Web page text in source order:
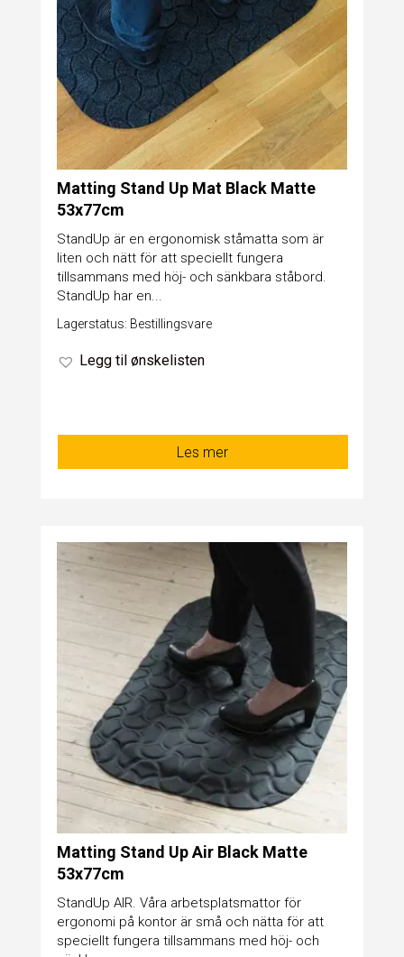
Matting Stand Up Mat Black Matte
53x77cm
StandUp är en ergonomisk ståmatta som är
liten och nätt för att speciellt fungera
tillsammans med höj- och sänkbara ståbord.
StandUp har en...
Lagerstatus: Bestillingsvare
Legg til ønskelisten
Les mer
Matting Stand Up Air Black Matte
53x77cm
StandUp AIR. Våra arbetsplatsmattor för
ergonomi på kontor är små och nätta för att
speciellt fungera tillsammans med höj- och